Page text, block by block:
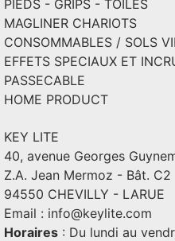
PIEDS - GRIPS - TOILES
MAGLINER CHARIOTS
CONSOMMABLES / SOLS
EFFETS SPECIAUX ET
PASSECABLE
HOME PRODUCT
KEY LITE
40, avenue Georges
Z.A. Jean Mermoz - Bât. C2
94550 CHEVILLY - LARUE
Email : info@keylite.com
Horaires : Du lundi au